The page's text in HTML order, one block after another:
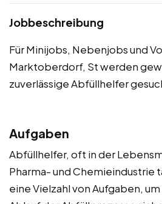
Jobbeschreibung
Für Minijobs, Nebenjobs und
Marktoberdorf, St werden
zuverlässige Abfüllhelfer
Aufgaben
Abfüllhelfer, oft in der
Pharma- und Chemieindustrie
eine Vielzahl von Aufgaben,